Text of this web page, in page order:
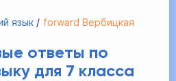
язык forward Вербицкая
ответы по
для 7 класса